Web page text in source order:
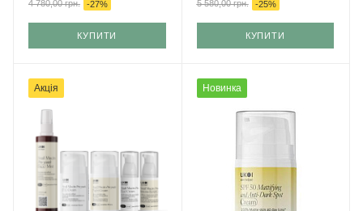
4 780,00грн. -27%
КУПИТИ
5 580,00грн. -25%
КУПИТИ
Акція Новинка